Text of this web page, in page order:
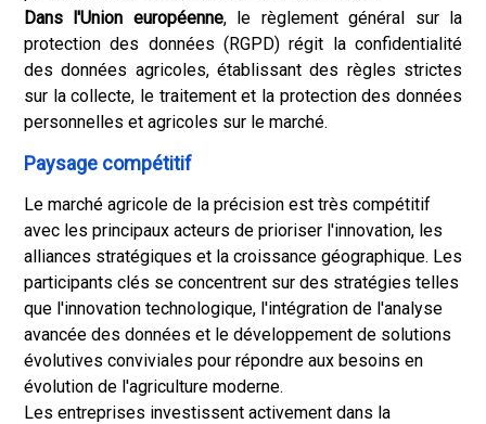
Dans l'Union européenne, le règlement général sur la
protection des données (RGPD) régit la confidentialité
des données agricoles, établissant des règles strictes
sur la collecte, le traitement et la protection des données
personnelles et agricoles sur le marché.
Paysage compétitif
Le marché agricole de la précision est très compétitif
avec les principaux acteurs de prioriser l'innovation, les
alliances stratégiques et la croissance géographique. Les
participants clés se concentrent sur des stratégies telles
que l'innovation technologique, l'intégration de l'analyse
avancée des données et le développement de solutions
évolutives conviviales pour répondre aux besoins en
évolution de l'agriculture moderne.
Les entreprises investissent activement dans la